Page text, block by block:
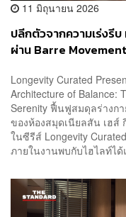
11 มิถุนายน 2026
ปลีกตัวจากความเร่ง
ผ่าน Barre
Longevity Curated
Architecture of Balance:
Serenity ฟื้นฟูสมดุลร่างก
ของห้องสมุดเนียลสัน เฮส์
ในซีรีส์ Longevity
ภายในงานพบกับไฮไลท์ได้